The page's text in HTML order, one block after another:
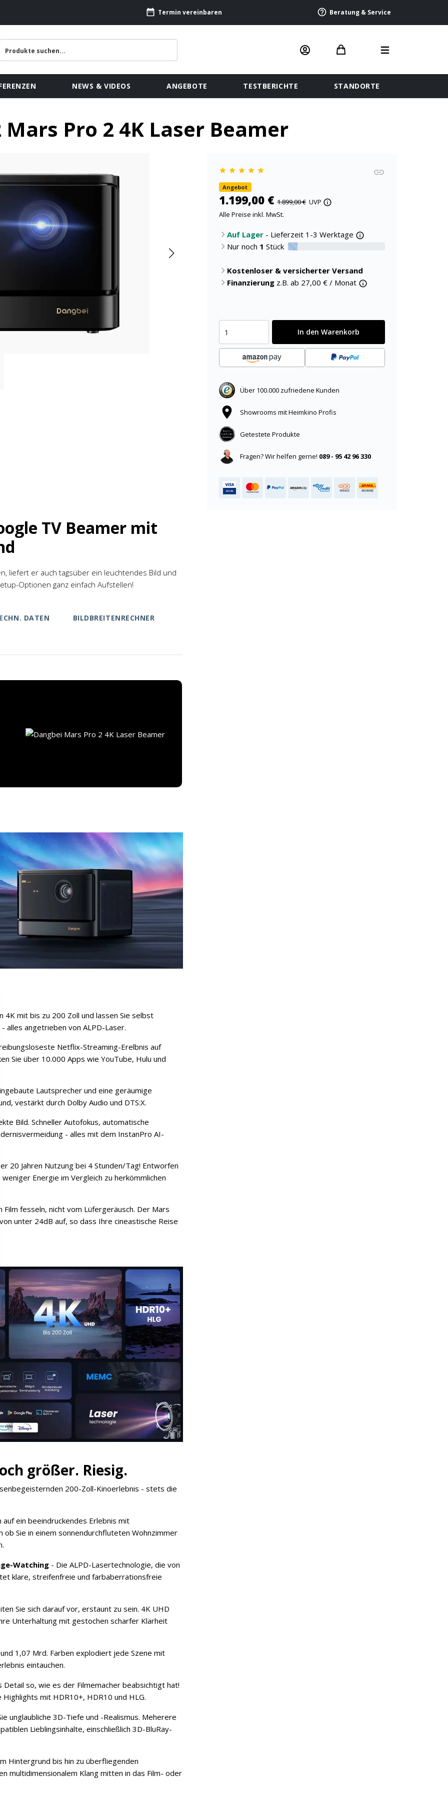
Termin vereinbaren Beratung & Service
NEWS & VIDEOS ANGEBOTE TESTBERICHTE STANDORTE
Mars Pro 2 4K Laser Beamer
Angebot
1.199,00 € 1.899,00 € UVP
Alle Preise inkl. MwSt.
Auf Lager - Lieferzeit 1-3 Werktage
Nur noch 1 Stück 10% verfügbar
Kostenloser & versicherter Versand
Finanzierung z.B. ab 27,00 € / Monat
In den Warenkorb
Über 100.000 zufriedene Kunden
Showrooms mit Heimkino Profis
Getestete Produkte
Fragen? Wir helfen gerne! 089 - 95 42 96 330
TV Beamer mit
liefert er auch tagsüber ein leuchtendes Bild und
Optionen ganz einfach Aufstellen!
DATEN BILDBREITENRECHNER
4K mit bis zu 200 Zoll und lassen Sie selbst
alles angetrieben von ALPD-Laser.
Netflix-Streaming-Erelbnis auf
Sie über 10.000 Apps wie YouTube, Hulu und
Lautsprecher und eine geräumige
vestärkt durch Dolby Audio und DTS:X.
Bild. Schneller Autofokus, automatische
- alles mit dem InstanPro AI-
20 Jahren Nutzung bei 4 Stunden/Tag! Entworfen
Energie im Vergleich zu herkömmlichen
Film fesseln, nicht vom Lüfergeräusch. Der Mars
unter 24dB auf, so dass Ihre cineastische Reise
größer. Riesig.
200-Zoll-Kinoerlebnis - stets die
auf ein beeindruckendes Erlebnis mit
Sie in einem sonnendurchfluteten Wohnzimmer
Watching - Die ALPD-Lasertechnologie, die von
klare, streifenfreie und farbaberrationsfreie
Sie sich darauf vor, erstaunt zu sein. 4K UHD
Unterhaltung mit gestochen scharfer Klarheit
1,07 Mrd. Farben explodiert jede Szene mit
eintauchen.
Detail so, wie es der Filmemacher beabsichtigt hat!
mit HDR10+, HDR10 und HLG.
unglaubliche 3D-Tiefe und -Realismus. Meherere
Lieblingsinhalte, einschließlich 3D-BluRay-
Hintergrund bis hin zu überfliegenden
multidimensionalem Klang mitten in das Film- oder